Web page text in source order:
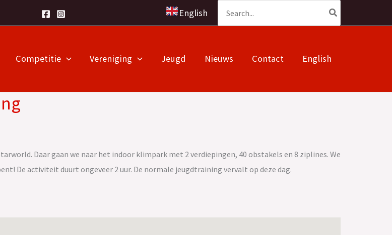
English
naar:
Competitie Vereniging Jeugd Nieuws Contact English
Daar gaan we naar het indoor klimpark met 2 verdiepingen, 40 obstakels en 8 ziplines. We
De activiteit duurt ongeveer 2 uur. De normale jeugdtraining vervalt op deze dag.